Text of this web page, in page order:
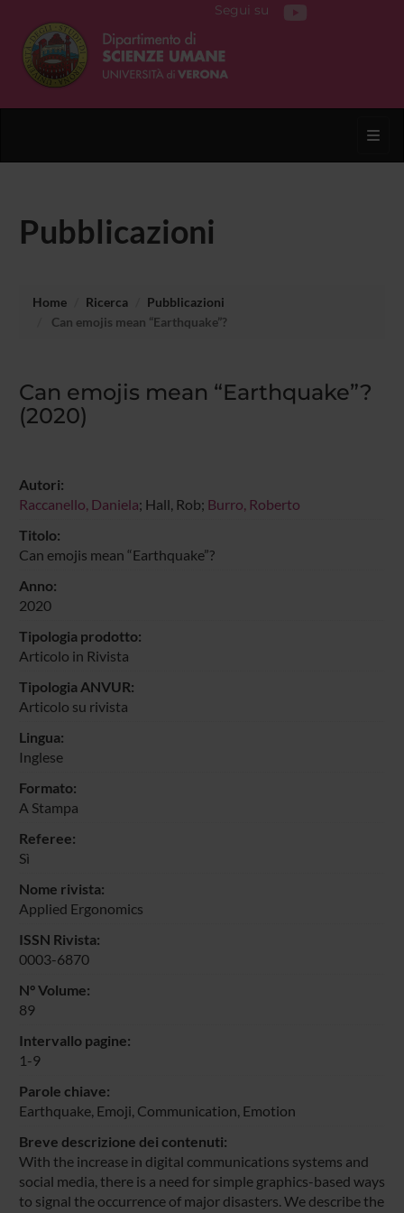
Segui su
Pubblicazioni
Home Ricerca
Pubblicazioni
Can emojis mean “Earthquake”?
Can emojis mean “Earthquake”?
(2020)
Autori:
Raccanello, Daniela; Hall, Rob; Burro, Roberto
Titolo:
Can emojis mean “Earthquake”?
Anno:
2020
Tipologia prodotto:
Articolo in Rivista
Tipologia ANVUR:
Articolo su rivista
Lingua:
Inglese
Formato:
A Stampa
Referee:
Sì
Nome rivista:
Applied Ergonomics
ISSN Rivista:
0003-6870
N° Volume:
89
Intervallo pagine:
1-9
Parole chiave:
Earthquake, Emoji, Communication, Emotion
Breve descrizione dei contenuti:
With the increase in digital communications systems and
social media, there is a need for simple graphics-based ways
to signal the occurrence of major disasters. We describe the